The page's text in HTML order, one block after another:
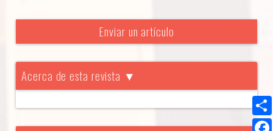
Enviar un artículo
Acerca de esta revista ▼